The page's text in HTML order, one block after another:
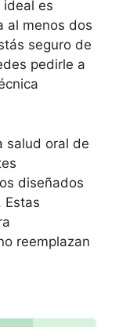
es
al menos dos
seguro de
pedirle a
salud oral de
diseñados
Estas
reemplazan